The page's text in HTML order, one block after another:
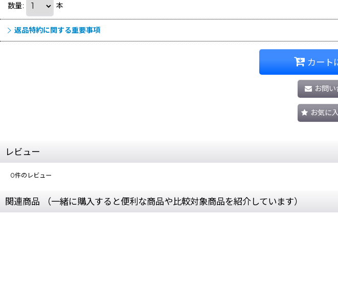
数量: 本
返品特約に関する重要事項
カート
お問
お気に
レビュー
0件のレビュー
関連商品 （一緒に購入すると便利な商品や比較対象商品を紹介しています）